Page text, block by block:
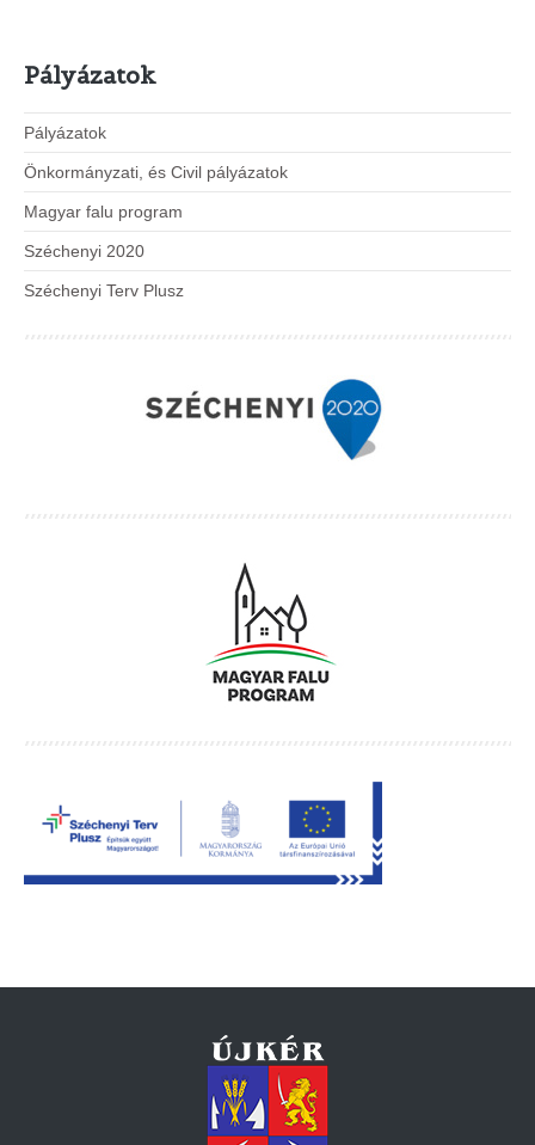
Pályázatok
Pályázatok
Önkormányzati, és Civil pályázatok
Magyar falu program
Széchenyi 2020
Széchenyi Terv Plusz